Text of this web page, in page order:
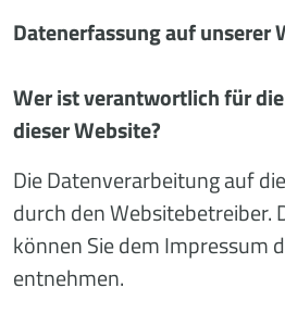
Datenerfassung auf unserer
Wer ist verantwortlich für
dieser Website?
Die Datenverarbeitung auf
durch den Websitebetreiber.
können Sie dem Impressum
entnehmen.